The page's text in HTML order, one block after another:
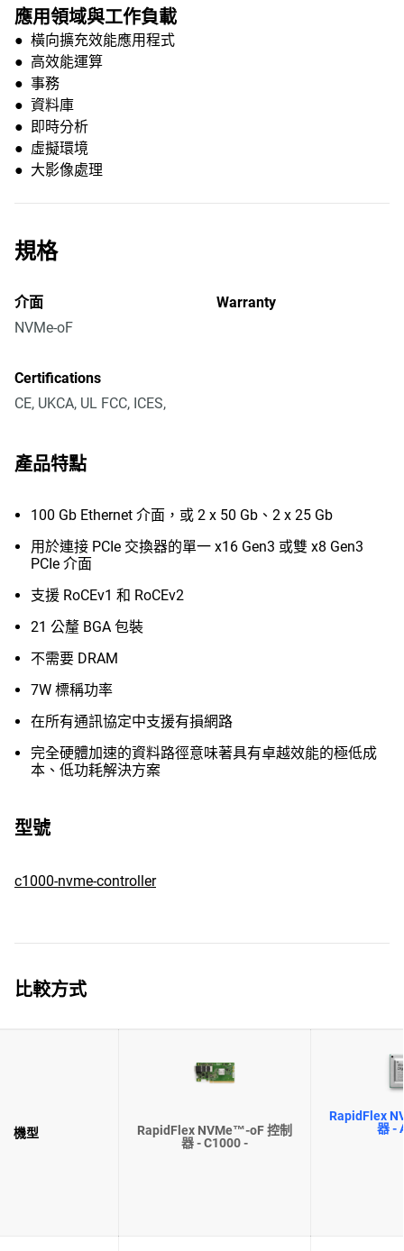
應用領域與工作負載
● 橫向擴充效能應用程式
● 高效能運算
● 事務
● 資料庫
● 即時分析
● 虛擬環境
● 大影像處理
規格
介面
NVMe-oF
Warranty
Certifications
CE, UKCA, UL FCC, ICES,
產品特點
100 Gb Ethernet 介面，或 2 x 50 Gb、2 x 25 Gb
用於連接 PCIe 交換器的單一 x16 Gen3 或雙 x8 Gen3
PCIe 介面
支援 RoCEv1 和 RoCEv2
21 公釐 BGA 包裝
不需要 DRAM
7W 標稱功率
在所有通訊協定中支援有損網路
完全硬體加速的資料路徑意味著具有卓越效能的極低成
本、低功耗解決方案
型號
c1000-nvme-controller
比較方式
機型
RapidFlex NVMe™-oF 控制
器 - C1000 -
RapidFlex
器 -